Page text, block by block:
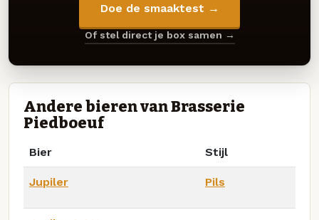
Doe de smaaktest →
Of stel direct je box samen →
Andere bieren van Brasserie
Piedboeuf
Bier Stijl
Jupiler Pils